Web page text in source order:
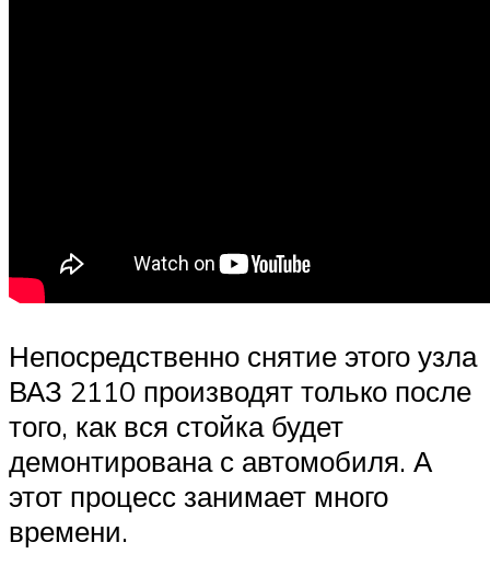
Непосредственно снятие этого узла
ВАЗ 2110 производят только после
того, как вся стойка будет
демонтирована с автомобиля. А
этот процесс занимает много
времени.